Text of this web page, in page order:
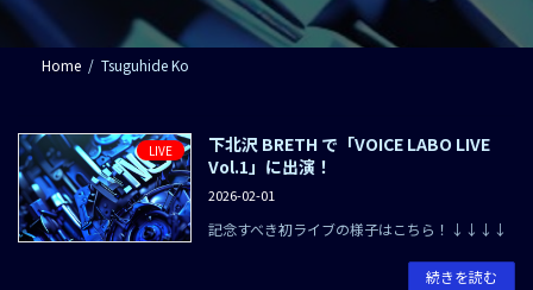
Home Tsuguhide Ko
LIVE
下北沢 BRETH で「VOICE LABO LIVE
Vol.1」に出演！
2026-02-01
記念すべき初ライブの様子はこちら！↓↓↓↓
続きを読む